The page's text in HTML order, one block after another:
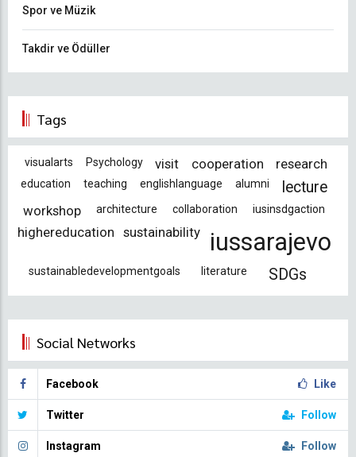
Spor ve Müzik
Takdir ve Ödüller
Tags
visualarts Psychology visit cooperation research
education teaching englishlanguage alumni lecture
workshop architecture collaboration iusinsdgaction
highereducation sustainability iussarajevo
sustainabledevelopmentgoals literature SDGs
Social Networks
Facebook Like
Twitter Follow
Instagram Follow